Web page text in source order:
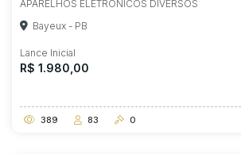
APARELHOS ELETRÔNICOS DIVERSOS
Bayeux - PB
Lance Inicial
R$ 1.980,00
389 83 0